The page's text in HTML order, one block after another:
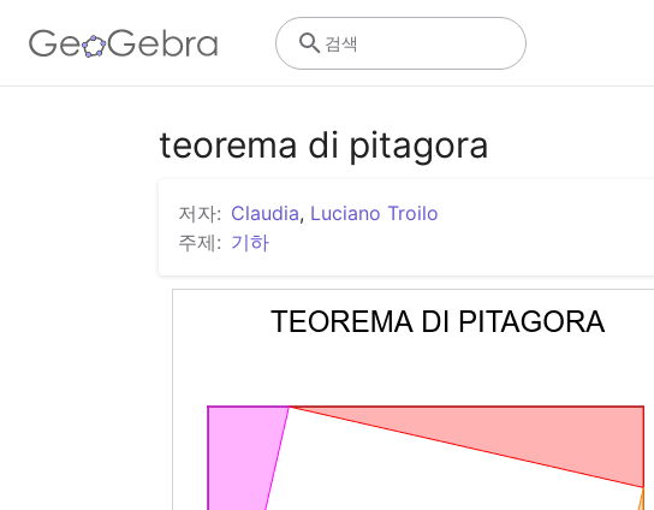
검색
teorema di pitagora
저자: Claudia, Luciano Troilo
주제: 기하